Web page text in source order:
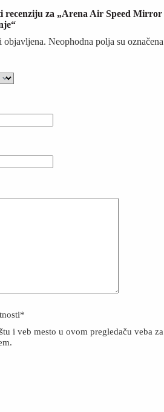
recenziju za „Arena Air Speed Mirror
objavljena. Neophodna polja su označena
*
i veb mesto u ovom pregledaču veba za